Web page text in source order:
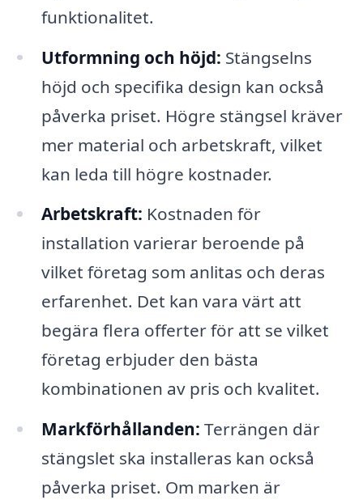
funktionalitet.
Utformning och höjd: Stängselns
höjd och specifika design kan också
påverka priset. Högre stängsel kräver
mer material och arbetskraft, vilket
kan leda till högre kostnader.
Arbetskraft: Kostnaden för
installation varierar beroende på
vilket företag som anlitas och deras
erfarenhet. Det kan vara värt att
begära flera offerter för att se vilket
företag erbjuder den bästa
kombinationen av pris och kvalitet.
Markförhållanden: Terrängen där
stängslet ska installeras kan också
påverka priset. Om marken är